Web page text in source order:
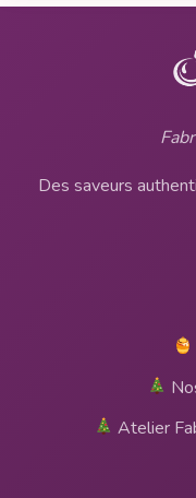
Des saveurs
Atelier